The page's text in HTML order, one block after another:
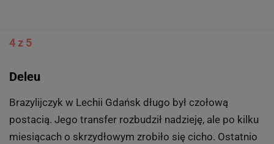
4 z 5
Deleu
Brazylijczyk w Lechii Gdańsk długo był czołową
postacią. Jego transfer rozbudził nadzieję, ale po kilku
miesiącach o skrzydłowym zrobiło się cicho. Ostatnio